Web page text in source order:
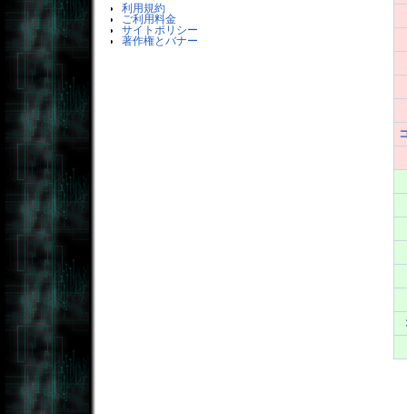
利用規約
ご利用料金
サイトポリシー
著作権とバナー